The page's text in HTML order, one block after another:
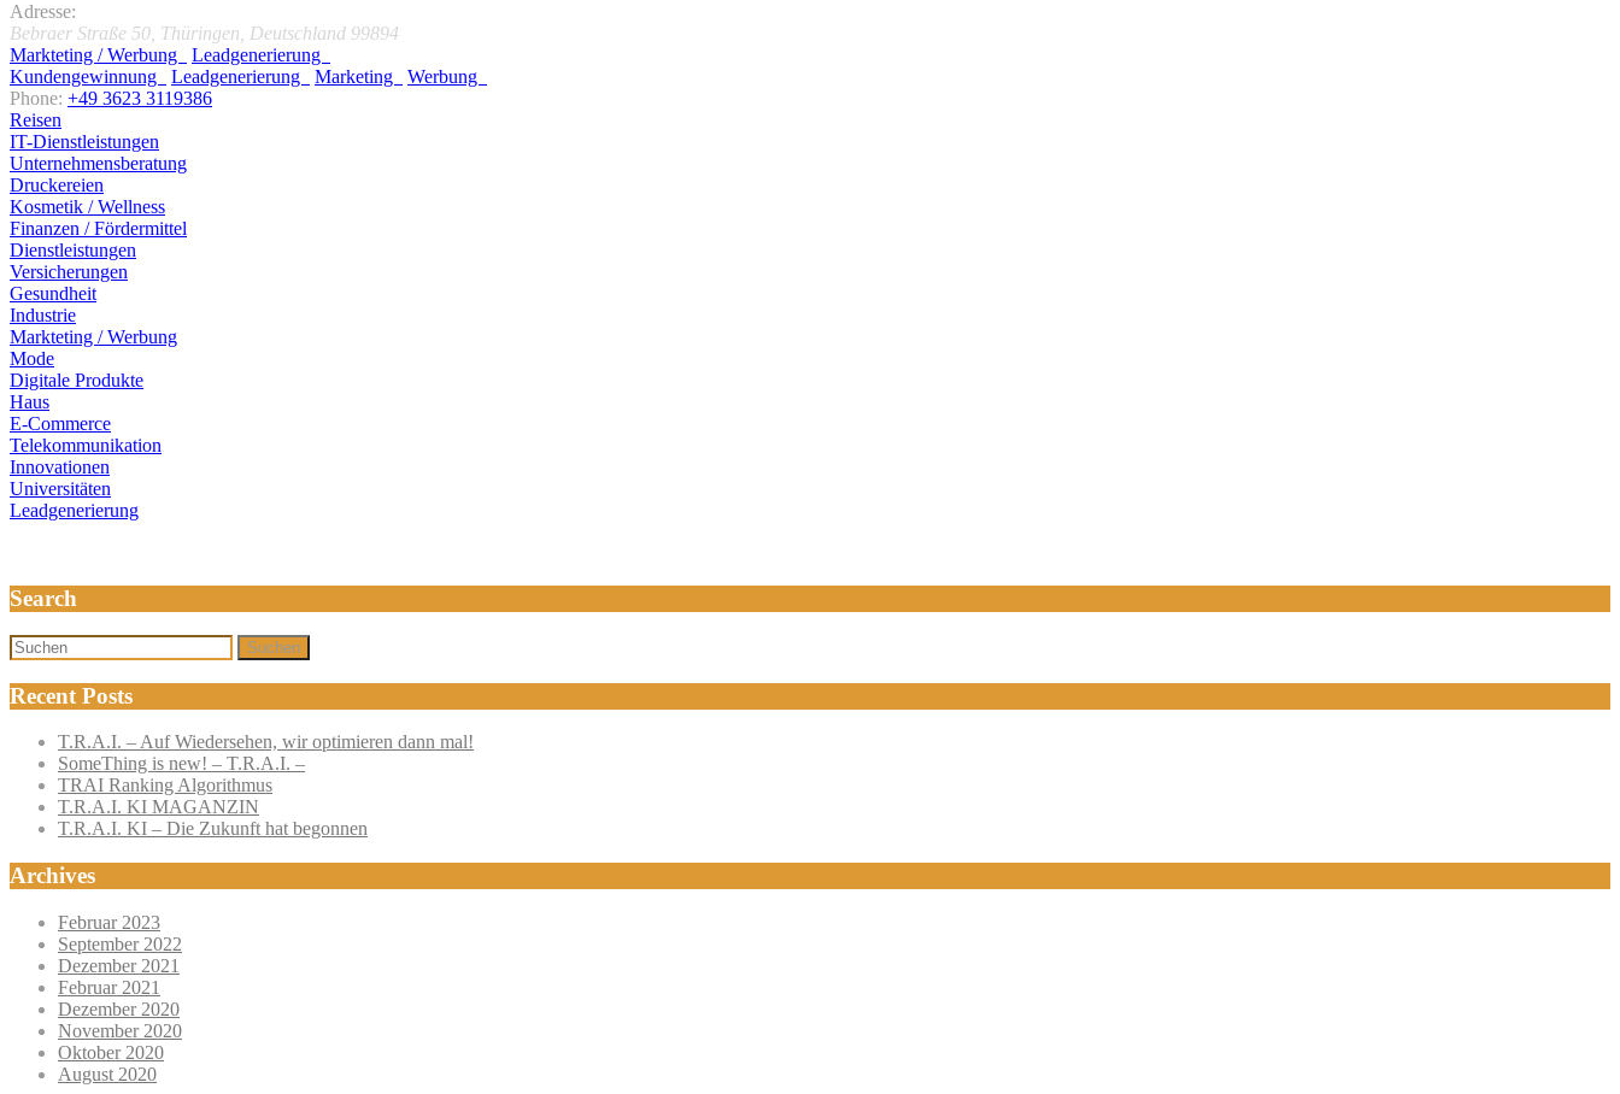
Adresse:
Bebraer Straße 50 Thüringen, Deutschland 99894
Markteting / Werbung
Leadgenerierung
Kundengewinnung
Leadgenerierung Marketing
Werbung
Phone: +49 3623 3119386
Reisen
IT-Dienstleistungen
Unternehmensberatung
Druckereien
Kosmetik / Wellness
Finanzen / Fördermittel
Dienstleistungen
Versicherungen
Gesundheit
Industrie
Markteting / Werbung
Mode
Digitale Produkte
Haus
E-Commerce
Telekommunikation
Innovationen
Universitäten
Leadgenerierung
Search
Suchen
Recent Posts
T.R.A.I. – Auf Wiedersehen, wir optimieren dann mal!
SomeThing is new! – T.R.A.I. –
TRAI Ranking Algorithmus
T.R.A.I. KI MAGANZIN
T.R.A.I. KI – Die Zukunft hat begonnen
Archives
Februar 2023
September 2022
Dezember 2021
Februar 2021
Dezember 2020
November 2020
Oktober 2020
August 2020